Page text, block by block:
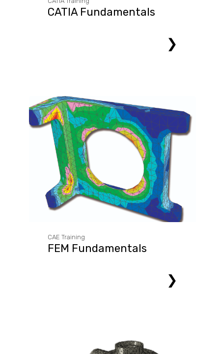
CATIA Fundamentals
❯
CAE Training
FEM Fundamentals
❯